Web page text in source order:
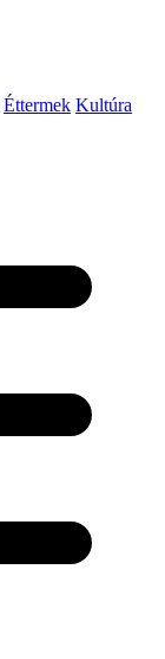
Éttermek Kultúra